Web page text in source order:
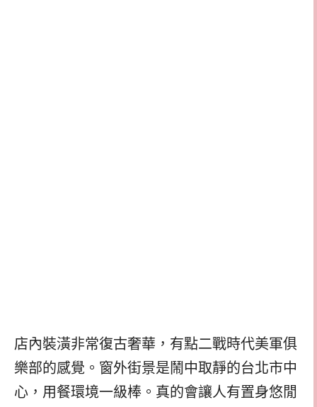
店內裝潢非常復古奢華，有點二戰時代美軍俱
樂部的感覺。窗外街景是鬧中取靜的台北市中
心，用餐環境一級棒。 真的會讓人有置身悠閒